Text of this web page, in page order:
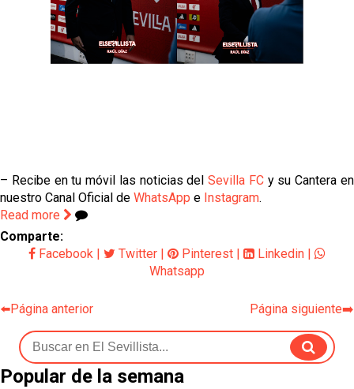
– Recibe en tu móvil las noticias delSevilla FCy su Cantera en
nuestro Canal Oficial de WhatsApp e Instagram.
Read more
Comparte:
Facebook
Twitter Pinterest Linkedin
Whatsapp
⬅️Página anterior Página siguiente➡️
Popular de la semana